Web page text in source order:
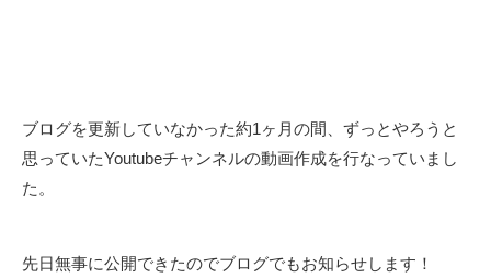
ブログを更新していなかった約1ヶ月の間、ずっとやろうと
思っていたYoutubeチャンネルの動画作成を行なっていまし
た。
先日無事に公開できたのでブログでもお知らせします！